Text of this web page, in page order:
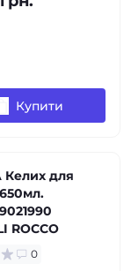
Купити
Келих для
ROCCO
0